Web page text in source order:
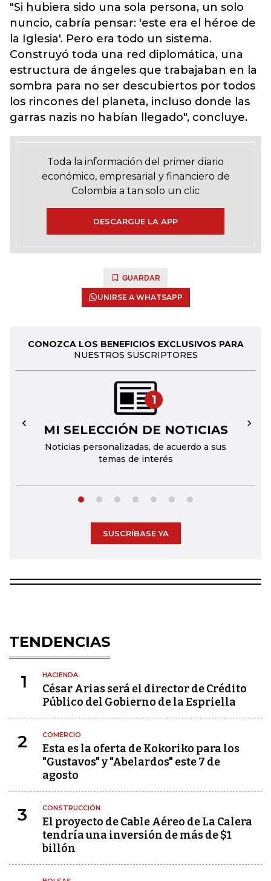
"Si hubiera sido una sola persona, un solo
nuncio, cabría pensar: 'este era el héroe de
la Iglesia'. Pero era todo un sistema.
Construyó toda una red diplomática, una
estructura de ángeles que trabajaban en la
sombra para no ser descubiertos por todos
los rincones del planeta, incluso donde las
garras nazis no habían llegado", concluye.
Toda la información del primer diario
económico, empresarial y financiero de
Colombia a tan solo un clic
DESCARGUE LA APP
GUARDAR
UNIRSE A WHATSAPP
CONOZCA LOS BENEFICIOS EXCLUSIVOS PARA
NUESTROS SUSCRIPTORES
1
MI SELECCIÓN DE NOTICIAS
Noticias personalizadas, de acuerdo a sus
temas de interés
← →
SUSCRÍBASE YA
TENDENCIAS
1 HACIENDA
César Arias será el director de Crédito
Público del Gobierno de la Espriella
2 COMERCIO
Esta es la oferta de Kokoriko para los
"Gustavos" y "Abelardos" este 7 de
agosto
3 CONSTRUCCIÓN
El proyecto de Cable Aéreo de La Calera
tendría una inversión de más de $1
billón